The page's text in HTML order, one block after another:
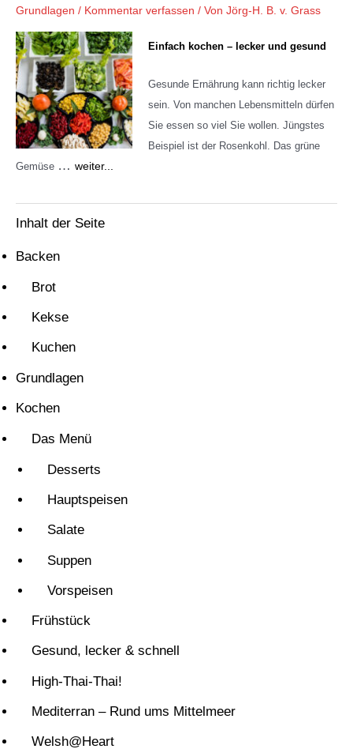
Grundlagen / Kommentar verfassen / Von Jörg-H. B. v. Grass
Einfach kochen – lecker und gesund
Gesunde Ernährung kann richtig lecker
sein. Von manchen Lebensmitteln dürfen
Sie essen so viel Sie wollen. Jüngstes
Beispiel ist der Rosenkohl. Das grüne
Gemüse … weiter...
Inhalt der Seite
Backen
Brot
Kekse
Kuchen
Grundlagen
Kochen
Das Menü
Desserts
Hauptspeisen
Salate
Suppen
Vorspeisen
Frühstück
Gesund, lecker & schnell
High-Thai-Thai!
Mediterran – Rund ums Mittelmeer
Welsh@Heart